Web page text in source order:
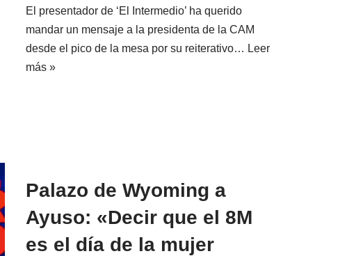
El presentador de ‘El Intermedio’ ha querido
mandar un mensaje a la presidenta de la CAM
desde el pico de la mesa por su reiterativo… Leer
más »
Palazo de Wyoming a
Ayuso: «Decir que el 8M
es el día de la mujer